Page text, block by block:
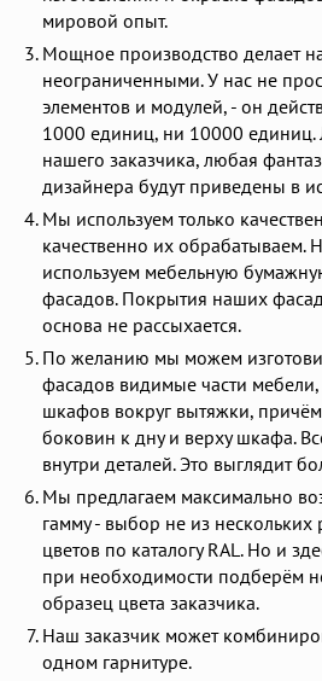
мировой опыт.
Мощное производство делает
неограниченными. У нас не
элементов и модулей, - он
1000 единиц, ни 10000
нашего заказчика, любая
дизайнера будут приведены в
Мы используем только
качественно их обрабатываем.
используем мебельную
фасадов. Покрытия наших
основа не рассыхается.
По желанию мы можем
фасадов видимые части
шкафов вокруг вытяжки,
боковин к дну и верху шкафа.
внутри деталей. Это выглядит
Мы предлагаем максимально
гамму - выбор не из нескольких
цветов по каталогу RAL. Но и
при необходимости подберём
образец цвета заказчика.
Наш заказчик может
одном гарнитуре.